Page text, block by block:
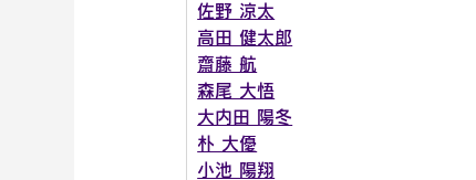
佐野 涼太
高田 健太郎
齋藤 航
森尾 大悟
大内田 陽冬
朴 大優
小池 陽翔